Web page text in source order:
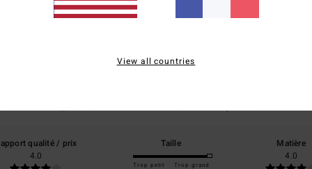
Note moyenne
5.0
100% de nos clients recommandent ce produit
qualité / prix
4.0
Taille
Trop petit Trop grand
Matière
4.0
View all countries